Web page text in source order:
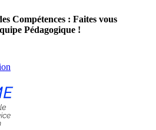
Compétences : Faites vous
Pédagogique !